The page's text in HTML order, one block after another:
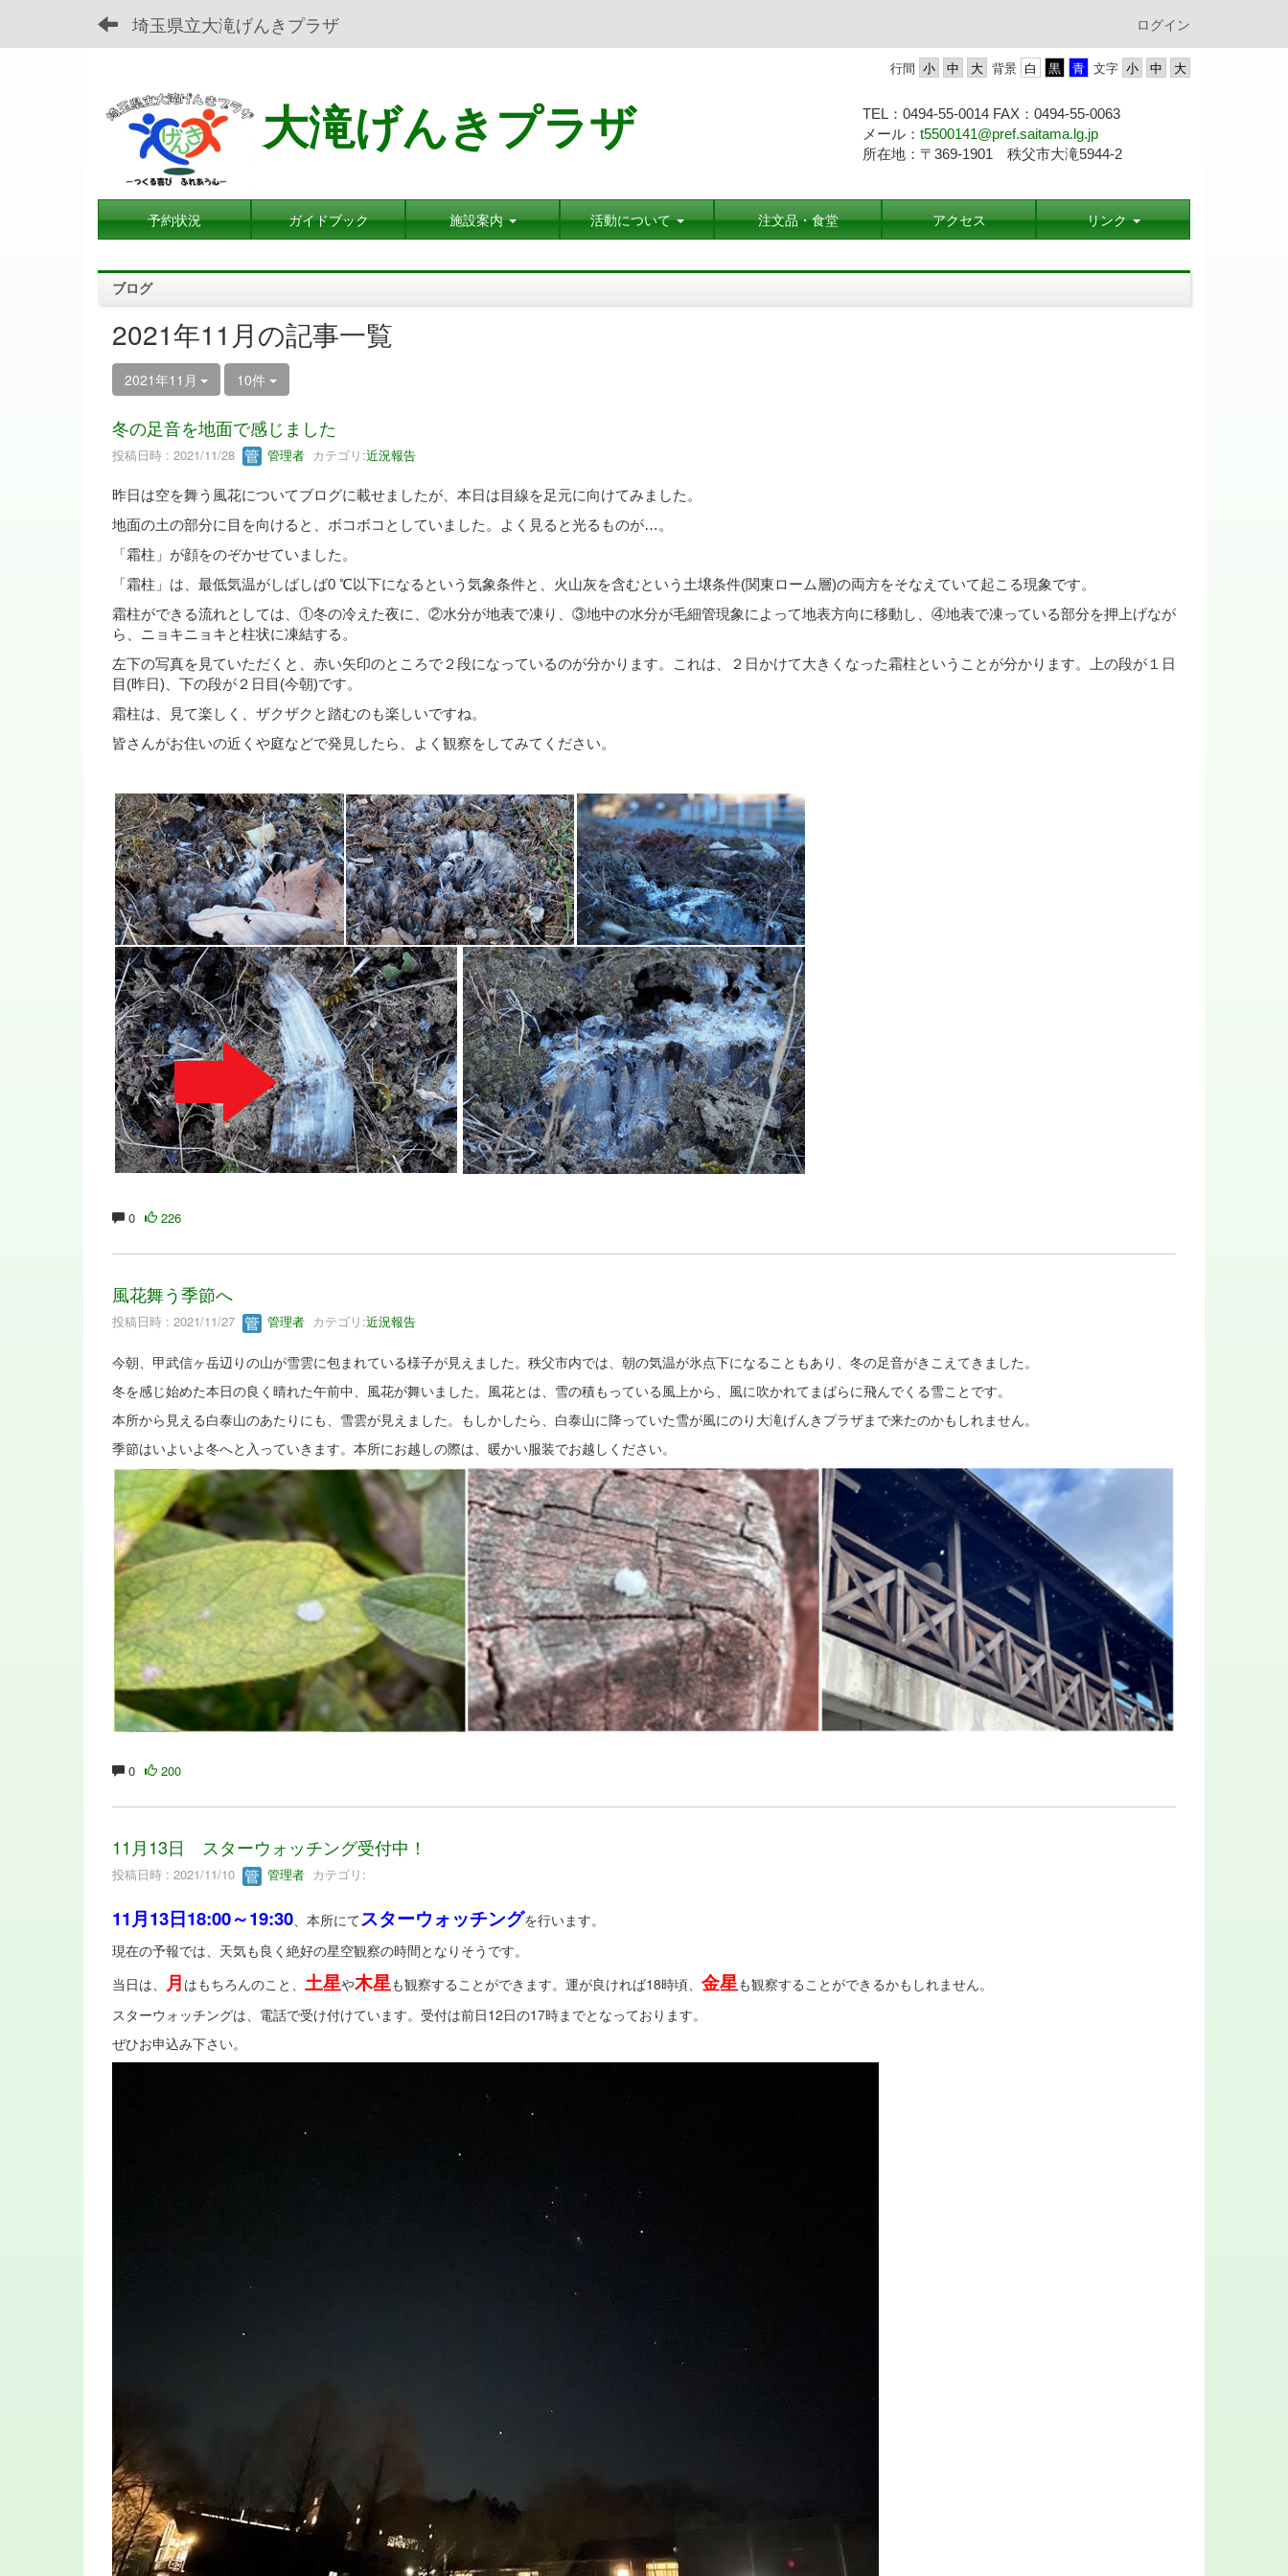
埼玉県立大滝げんきプラザ ログイン
文字
背景
行間
大滝げんきプラザ TEL：0494-55-0014 FAX：0494-55-0063
メール： t5500141@pref.saitama.lg.jp
所在地：〒369-1901 秩父市大滝5944-2
予約状況 ガイドブック 施設案内 活動について 注文品・食堂 アクセス リンク
ブログ
2021年11月の記事一覧
2021年11月 10件
冬の足音を地面で感じました
投稿日時 : 2021/11/28 管理者 カテゴリ:近況報告
昨日は空を舞う風花についてブログに載せましたが、本日は目線を足元に向けてみました。
地面の土の部分に目を向けると、ボコボコとしていました。よく見ると光るものが…。
「霜柱」が顔をのぞかせていました。
「霜柱」は、最低気温がしばしば0 ℃以下になるという気象条件と、火山灰を含むという土壌条件(関東ローム層)の両方をそなえていて起こる現象です。
霜柱ができる流れとしては、①冬の冷えた夜に、②水分が地表で凍り、③地中の水分が毛細管現象によって地表方向に移動し、④地表で凍っている部分を押上げなが
ら、ニョキニョキと柱状に凍結する。
左下の写真を見ていただくと、赤い矢印のところで２段になっているのが分かります。これは、２日かけて大きくなった霜柱ということが分かります。上の段が１日
目(昨日)、下の段が２日目(今朝)です。
霜柱は、見て楽しく、ザクザクと踏むのも楽しいですね。
皆さんがお住いの近くや庭などで発見したら、よく観察をしてみてください。
0 226
風花舞う季節へ
投稿日時 : 2021/11/27 管理者 カテゴリ:近況報告
今朝、甲武信ヶ岳辺りの山が雪雲に包まれている様子が見えました。秩父市内では、朝の気温が氷点下になることもあり、冬の足音がきこえてきました。
冬を感じ始めた本日の良く晴れた午前中、風花が舞いました。風花とは、雪の積もっている風上から、風に吹かれてまばらに飛んでくる雪ことです。
本所から見える白泰山のあたりにも、雪雲が見えました。もしかしたら、白泰山に降っていた雪が風にのり大滝げんきプラザまで来たのかもしれません。
季節はいよいよ冬へと入っていきます。本所にお越しの際は、暖かい服装でお越しください。
0 200
11月13日 スターウォッチング受付中！
投稿日時 : 2021/11/10 管理者 カテゴリ:
11月13日18:00～19:30、本所にてスターウォッチングを行います。
現在の予報では、天気も良く絶好の星空観察の時間となりそうです。
当日は、 月 はもちろんのこと、 土星や木星も観察することができます。運が良ければ18時頃、 金星も観察することができるかもしれません。
スターウォッチングは、電話で受け付けています。受付は前日12日の17時までとなっております。
ぜひお申込み下さい。